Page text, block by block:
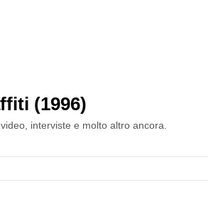
(1996)
interviste e molto altro ancora.